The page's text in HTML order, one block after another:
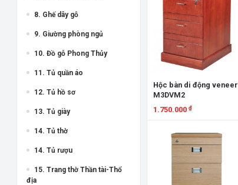
8. Ghế dây gỗ
9. Giường phòng ngủ
10. Đồ gỗ Phong Thủy
11. Tủ quần áo
12. Tủ hồ sơ
13. Tủ giày
14. Tủ thờ
14. Tủ rượu
15. Trang thờ Thần tài-Thổ
địa
Hộc bàn di động veneer
M3DVM2
1.750.000 ₫